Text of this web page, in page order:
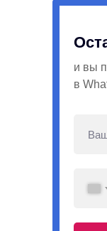
и вы
в